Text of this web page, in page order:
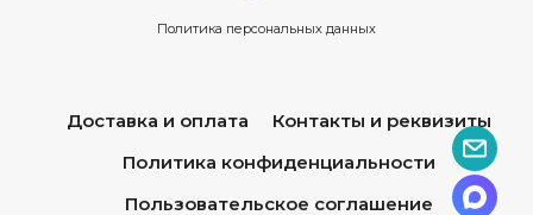
Политика персональных данных
Доставка и оплата
Контакты и реквизиты
Политика конфиденциальности
Пользовательское соглашение